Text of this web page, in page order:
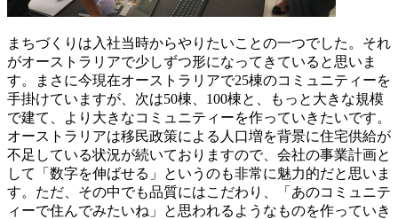
まちづくりは入社当時からやりたいことの一つでした。それ
がオーストラリアで少しずつ形になってきていると思いま
す。まさに今現在オーストラリアで25棟のコミュニティーを
手掛けていますが、次は50棟、100棟と、もっと大きな規模
で建て、より大きなコミュニティーを作っていきたいです。
オーストラリアは移民政策による人口増を背景に住宅供給が
不足している状況が続いておりますので、会社の事業計画と
して「数字を伸ばせる」というのも非常に魅力的だと思いま
す。ただ、その中でも品質にはこだわり、「あのコミュニテ
ィーで住んでみたいね」と思われるようなものを作っていき